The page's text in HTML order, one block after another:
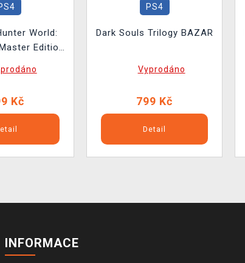
World:
Edition
Kč
PS4
Dark Souls Trilogy BAZAR
Vyprodáno
799 Kč
Detail
INFORMACE